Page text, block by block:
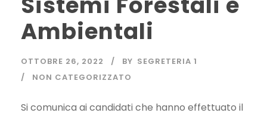
Ambientali
OTTOBRE 26, 2022 BY SEGRETERIA 1
NON CATEGORIZZATO
Si comunica ai candidati che hanno effettuato il